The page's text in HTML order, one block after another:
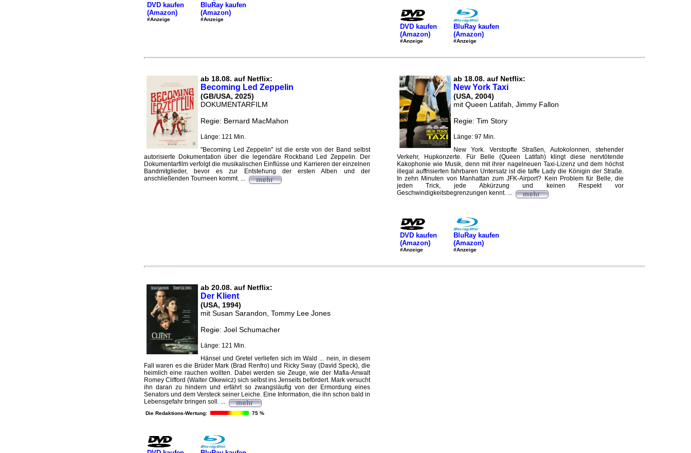
DVD kaufen
(Amazon)
#Anzeige
BluRay kaufen
(Amazon)
#Anzeige
DVD kaufen
(Amazon)
#Anzeige
BluRay kaufen
(Amazon)
#Anzeige
ab 18.08. auf Netflix:
Becoming Led Zeppelin
(GB/USA, 2025)
DOKUMENTARFILM
Regie: Bernard MacMahon
Länge: 121 Min.
"Becoming Led Zeppelin" ist die erste von der Band selbst
autorisierte Dokumentation über die legendäre Rockband Led Zeppelin. Der
Dokumentarfilm verfolgt die musikalischen Einflüsse und Karrieren der einzelnen
Bandmitglieder, bevor es zur Entstehung der ersten Alben und der
anschließenden Tourneen kommt. ...
ab 18.08. auf Netflix:
New York Taxi
(USA, 2004)
mit Queen Latifah, Jimmy Fallon
Regie: Tim Story
Länge: 97 Min.
New York. Verstopfte Straßen, Autokolonnen, stehender
Verkehr, Hupkonzerte. Für Belle (Queen Latifah) klingt diese nervtötende
Kakophonie wie Musik, denn mit ihrer nagelneuen Taxi-Lizenz und dem höchst
illegal auffrisierten fahrbaren Untersatz ist die taffe Lady die Königin der Straße.
In zehn Minuten von Manhattan zum JFK-Airport? Kein Problem für Belle, die
jeden Trick, jede Abkürzung und keinen Respekt vor
Geschwindigkeitsbegrenzungen kennt. ...
DVD kaufen
(Amazon)
#Anzeige
BluRay kaufen
(Amazon)
#Anzeige
ab 20.08. auf Netflix:
Der Klient
(USA, 1994)
mit Susan Sarandon, Tommy Lee Jones
Regie: Joel Schumacher
Länge: 121 Min.
Hänsel und Gretel verliefen sich im Wald ... nein, in diesem
Fall waren es die Brüder Mark (Brad Renfro) und Ricky Sway (David Speck), die
heimlich eine rauchen wollten. Dabei werden sie Zeuge, wie der Mafia-Anwalt
Romey Clifford (Walter Olkewicz) sich selbst ins Jenseits befördert. Mark versucht
ihn daran zu hindern und erfährt so zwangsläufig von der Ermordung eines
Senators und dem Versteck seiner Leiche. Eine Information, die ihn schon bald in
Lebensgefahr bringen soll. ...
Die Redaktions-Wertung: 75 %